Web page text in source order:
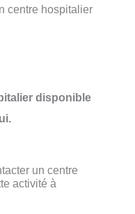
centre hospitalier
disponible
un centre
activité à